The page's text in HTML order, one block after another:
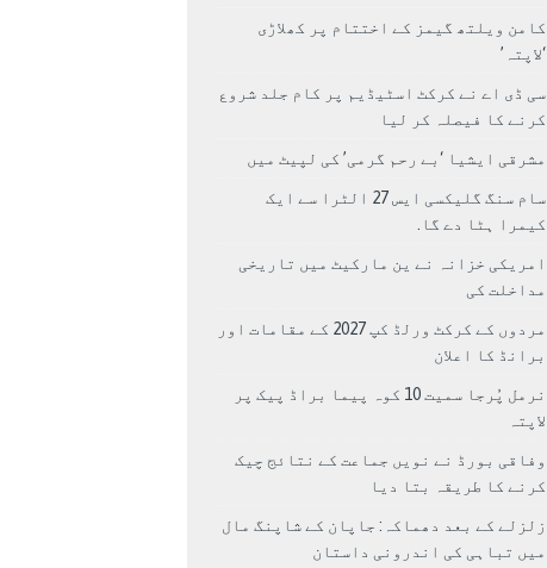
کامن ویلتھ گیمز کے اختتام پر کھلاڑی
‘لاپتہ’
سی ڈی اے نے کرکٹ اسٹیڈیم پر کام جلد شروع
کرنے کا فیصلہ کر لیا
مشرقی ایشیا ‘بے رحم گرمی’ کی لپیٹ میں
سام سنگ گلیکسی ایس 27 الٹرا سے ایک
کیمرا ہٹا دے گا.
امریکی خزانہ نے ین مارکیٹ میں تاریخی
مداخلت کی
مردوں کے کرکٹ ورلڈ کپ 2027 کے مقامات اور
برانڈ کا اعلان
نرمل پُرجا سمیت 10 کوہ پیما براڈ پیک پر
لاپتہ
وفاقی بورڈ نے نویں جماعت کے نتائج چیک
کرنے کا طریقہ بتا دیا
زلزلے کے بعد دھماکہ: جاپان کے شاپنگ مال
میں تباہی کی اندرونی داستان